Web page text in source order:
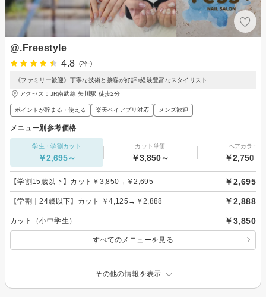
@.Freestyle
4.8
(2件)
《ファミリー歓迎》丁寧な技術と接客が好評♪経験豊富なスタイリスト
アクセス：JR南武線 矢川駅 徒歩2分
ポイントが貯まる・使える 楽天ペイアプリ対応 メンズ歓迎
メニュー別参考価格
学生・学割カット
￥2,695～
カット単価
￥3,850～
ヘアカラー
￥2,750～
【学割15歳以下】カット￥3,850→￥2,695 ￥2,695
【学割｜24歳以下】カット ￥4,125→￥2,888 ￥2,888
カット（小中学生） ￥3,850
すべてのメニューを見る
その他の情報を表示